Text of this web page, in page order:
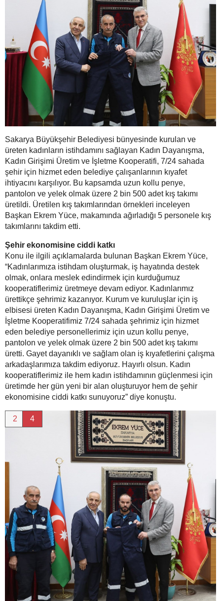
Sakarya Büyükşehir Belediyesi bünyesinde kurulan ve
üreten kadınların istihdamını sağlayan Kadın Dayanışma,
Kadın Girişimi Üretim ve İşletme Kooperatifi, 7/24 sahada
şehir için hizmet eden belediye çalışanlarının kıyafet
ihtiyacını karşılıyor. Bu kapsamda uzun kollu penye,
pantolon ve yelek olmak üzere 2 bin 500 adet kış takımı
üretildi. Üretilen kış takımlarından örnekleri inceleyen
Başkan Ekrem Yüce, makamında ağırladığı 5 personele kış
takımlarını takdim etti.
Şehir ekonomisine ciddi katkı
Konu ile ilgili açıklamalarda bulunan Başkan Ekrem Yüce,
“Kadınlarımıza istihdam oluşturmak, iş hayatında destek
olmak, onlara meslek edindirmek için kurduğumuz
kooperatiflerimiz üretmeye devam ediyor. Kadınlarımız
ürettikçe şehrimiz kazanıyor. Kurum ve kuruluşlar için iş
elbisesi üreten Kadın Dayanışma, Kadın Girişimi Üretim ve
İşletme Kooperatifimiz 7/24 sahada şehrimiz için hizmet
eden belediye personellerimiz için uzun kollu penye,
pantolon ve yelek olmak üzere 2 bin 500 adet kış takımı
üretti. Gayet dayanıklı ve sağlam olan iş kıyafetlerini çalışma
arkadaşlarımıza takdim ediyoruz. Hayırlı olsun. Kadın
kooperatiflerimiz ile hem kadın istihdamının güçlenmesi için
üretimde her gün yeni bir alan oluşturuyor hem de şehir
ekonomisine ciddi katkı sunuyoruz” diye konuştu.
2 4